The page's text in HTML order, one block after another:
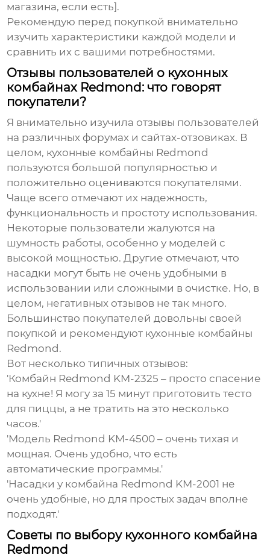
магазина, если есть].
Рекомендую перед покупкой внимательно
изучить характеристики каждой модели и
сравнить их с вашими потребностями.
Отзывы пользователей о кухонных
комбайнах Redmond: что говорят
покупатели?
Я внимательно изучила отзывы пользователей
на различных форумах и сайтах-отзовиках. В
целом, кухонные комбайны Redmond
пользуются большой популярностью и
положительно оцениваются покупателями.
Чаще всего отмечают их надежность,
функциональность и простоту использования.
Некоторые пользователи жалуются на
шумность работы, особенно у моделей с
высокой мощностью. Другие отмечают, что
насадки могут быть не очень удобными в
использовании или сложными в очистке. Но, в
целом, негативных отзывов не так много.
Большинство покупателей довольны своей
покупкой и рекомендуют кухонные комбайны
Redmond .
Вот несколько типичных отзывов:
'Комбайн Redmond KM-2325 – просто спасение
на кухне! Я могу за 15 минут приготовить тесто
для пиццы, а не тратить на это несколько
часов.'
'Модель Redmond KM-4500 – очень тихая и
мощная. Очень удобно, что есть
автоматические программы.'
'Насадки у комбайна Redmond KM-2001 не
очень удобные, но для простых задач вполне
подходят.'
Советы по выбору кухонного комбайна
Redmond